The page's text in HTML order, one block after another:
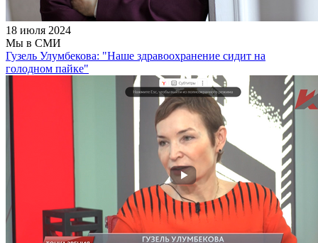
18 июля 2024
Мы в СМИ
Гузель Улумбекова: "Наше здравоохранение сидит на
голодном пайке"